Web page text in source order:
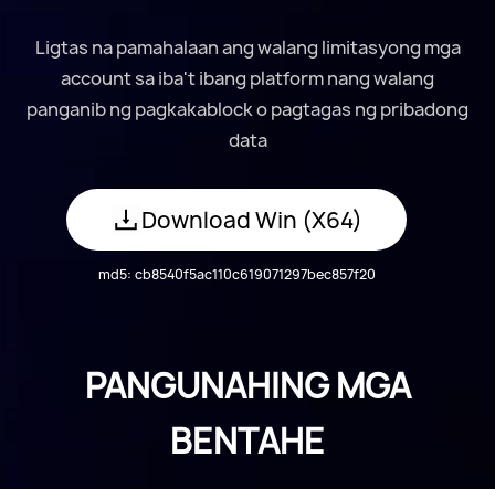
Ligtas na pamahalaan ang walang limitasyong mga
account sa iba't ibang platform nang walang
panganib ng pagkakablock o pagtagas ng pribadong
data
DownloadWin (X64)
md5: cb8540f5ac110c619071297bec857f20
PANGUNAHING MGA
BENTAHE